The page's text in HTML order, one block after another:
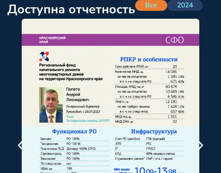
Доступна отчетность Все 2024